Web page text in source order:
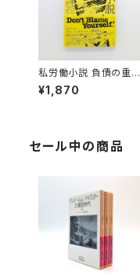
私労働小説 負債の重力
にあらがって
¥1,870
セール中の商品